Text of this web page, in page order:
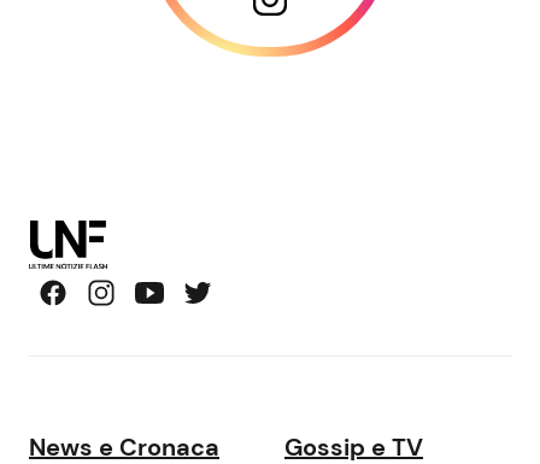
News e Cronaca Gossip e TV